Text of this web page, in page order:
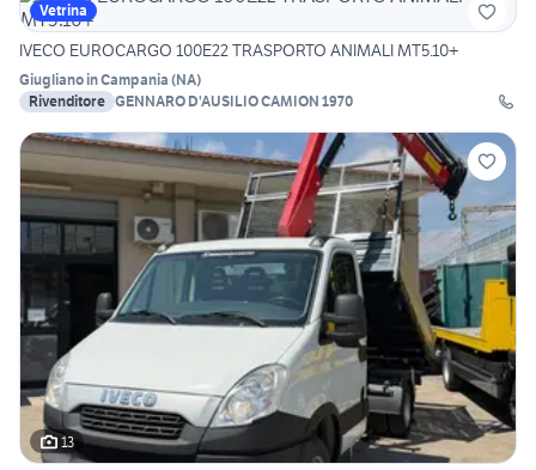
Vetrina
IVECO EUROCARGO 100E22 TRASPORTO ANIMALI MT5.10+
Giugliano in Campania (NA)
Rivenditore GENNARO D'AUSILIO CAMION 1970
13